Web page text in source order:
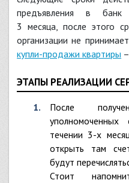
предъявления в банк
3 месяца, после этого
организации не
купли-продажи квартиры
ЭТАПЫ РЕАЛИЗАЦИИ
После получения документа в
течении 3-х
открыть там
будут
Стоит